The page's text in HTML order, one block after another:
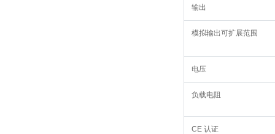
输出
模拟输出可扩展范围
电压
负载电阻
CE 认证